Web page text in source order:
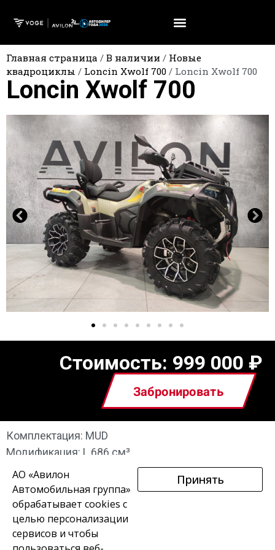
Главная страница / В наличии / Новые
квадроциклы / Loncin Xwolf 700 / Loncin Xwolf 700
Loncin Xwolf 700
Стоимость: 999 000 ₽
Забронировать
Комплектация: MUD
Модификация: L 686 см³
АО «Авилон
Автомобильная группа»
обрабатывает cookies с
целью персонализации
сервисов и чтобы
Принять